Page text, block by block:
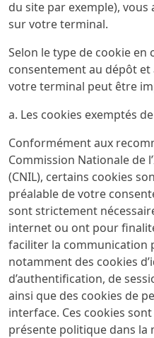
du site par exemple),
sur votre terminal.
Selon le type de cookie en
consentement au dépôt
votre terminal peut être
a. Les cookies exemptés
Conformément aux
Commission Nationale de
(CNIL), certains cookies
préalable de votre
sont strictement
internet ou ont pour
faciliter la communication
notamment des cookies
d’authentification, de
ainsi que des cookies de
interface. Ces cookies
présente politique dans la